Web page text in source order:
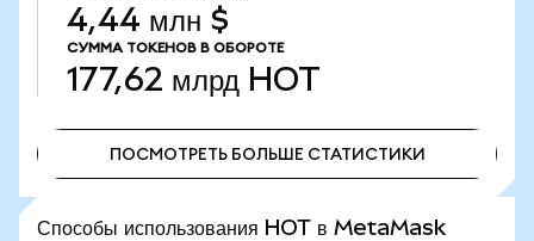
4,44 млн $
СУММА ТОКЕНОВ В ОБОРОТЕ
177,62 млрд HOT
ПОСМОТРЕТЬ БОЛЬШЕ СТАТИСТИКИ
Способы использования HOT в MetaMask